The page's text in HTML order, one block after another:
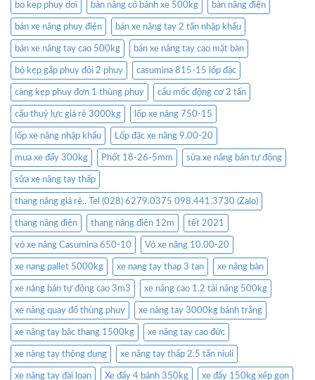
bo kep phuy doi bàn nâng có bánh xe 500kg bàn nâng điện
bán xe nâng phuy điện bán xe nâng tay 2 tấn nhập khẩu
bán xe nâng tay cao 500kg bán xe nâng tay cao mặt bàn
bộ kẹp gắp phuy đôi 2 phuy casumina 815-15 lốp đặc
càng kẹp phuy đơn 1 thùng phuy cẩu mốc động cơ 2 tấn
cẩu thuỷ lực giá rẻ 3000kg lốp xe nâng 750-15
lốp xe nâng nhập khẩu Lốp đặc xe nâng 9.00-20
mua xe đẩy 300kg Phốt 18-26-5mm sửa xe nâng bán tự động
sữa xe nâng tay thấp
thang nâng giá rẻ.. Tel (028) 6279.0375 098.441.3730 (Zalo)
thang nâng điện thang nâng điện 12m tết 2021
vỏ xe nâng Casumina 650-10 Vỏ xe nâng 10.00-20
xe nang pallet 5000kg xe nang tay thap 3 tan xe nâng bàn
xe nâng bán tự động cao 3m3 xe nâng cao 1.2 tải nâng 500kg
xe nâng quay đổ thùng phuy xe nâng tay 3000kg bánh trắng
xe nâng tay bậc thang 1500kg xe nâng tay cao đức
xe nâng tay thông dụng xe nâng tay thấp 2.5 tấn niuli
xe nâng tay đài loan Xe đẩy 4 bánh 350kg xe đẩy 150kg xếp gọn